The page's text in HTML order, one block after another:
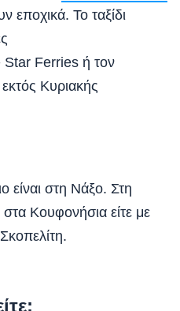
εποχικά. Το ταξίδι
Star Ferries ή τον
Κυριακής
είναι στη Νάξο. Στη
Κουφονήσια είτε με